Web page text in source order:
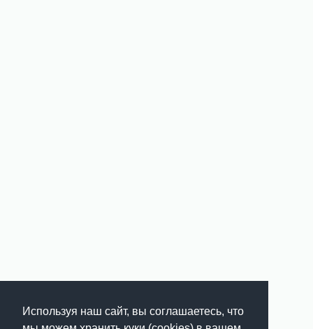
Используя наш сайт, вы соглашаетесь, что